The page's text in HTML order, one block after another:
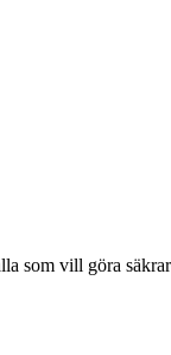
som vill göra